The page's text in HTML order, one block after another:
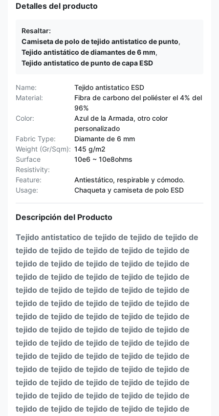
Detalles del producto
Resaltar:
Camiseta de polo de tejido antistatico de punto,
Tejido antistático de diamantes de 6 mm,
Tejido antistatico de punto de capa ESD
Name:
Tejido antistatico ESD
Material:
Fibra de carbono del poliéster el 4% del
96%
Color:
Azul de la Armada, otro color
personalizado
Fabric Type:
Diamante de 6 mm
Weight (Gr/Sqm): 145 g/m2
Surface
Resistivity:
10e6 ~ 10e8ohms
Feature:
Antiestático, respirable y cómodo.
Usage:
Chaqueta y camiseta de polo ESD
Descripción del Producto
Tejido antistatico de tejido de tejido de tejido de
tejido de tejido de tejido de tejido de tejido de
tejido de tejido de tejido de tejido de tejido de
tejido de tejido de tejido de tejido de tejido de
tejido de tejido de tejido de tejido de tejido de
tejido de tejido de tejido de tejido de tejido de
tejido de tejido de tejido de tejido de tejido de
tejido de tejido de tejido de tejido de tejido de
tejido de tejido de tejido de tejido de tejido de
tejido de tejido de tejido de tejido de tejido de
tejido de tejido de tejido de tejido de tejido de
tejido de tejido de tejido de tejido de tejido de
tejido de tejido de tejido de tejido de tejido de
tejido de tejido de tejido de tejido de tejido de